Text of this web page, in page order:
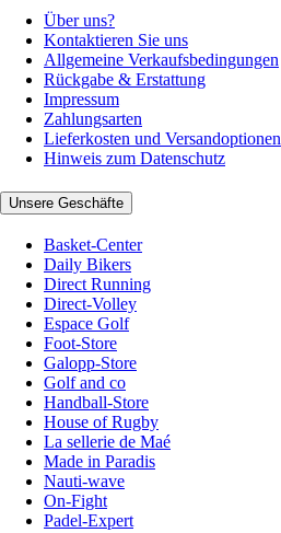
Über uns?
Kontaktieren Sie uns
Allgemeine Verkaufsbedingungen
Rückgabe & Erstattung
Impressum
Zahlungsarten
Lieferkosten und Versandoptionen
Hinweis zum Datenschutz
Unsere Geschäfte
Basket-Center
Daily Bikers
Direct Running
Direct-Volley
Espace Golf
Foot-Store
Galopp-Store
Golf and co
Handball-Store
House of Rugby
La sellerie de Maé
Made in Paradis
Nauti-wave
On-Fight
Padel-Expert